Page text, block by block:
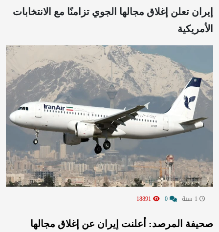
إيران تعلن إغلاق مجالها الجوي تزامنًا مع الانتخابات
الأمريكية
صحيفة المرصد: أعلنت إيران عن إغلاق مجالها